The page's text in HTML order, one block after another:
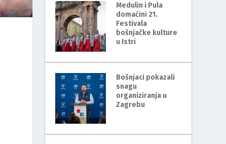
Medulin i Pula
domaćini 21.
Festivala
bošnjačke kulture
u Istri
Bošnjaci pokazali
snagu
organiziranja u
Zagrebu